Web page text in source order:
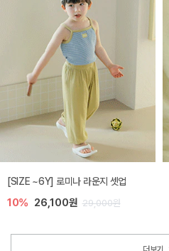
[SIZE ~6Y] 로미나 라운지 셋업
10% 26,100원 29,000원